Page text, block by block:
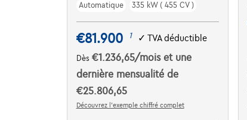
Automatique
335 kW ( 455 CV )
€81.900 1 ✓ TVA déductible
Dès €1.236,65/mois et une
dernière mensualité de
€25.806,65
Découvrez l’exemple chiffré complet